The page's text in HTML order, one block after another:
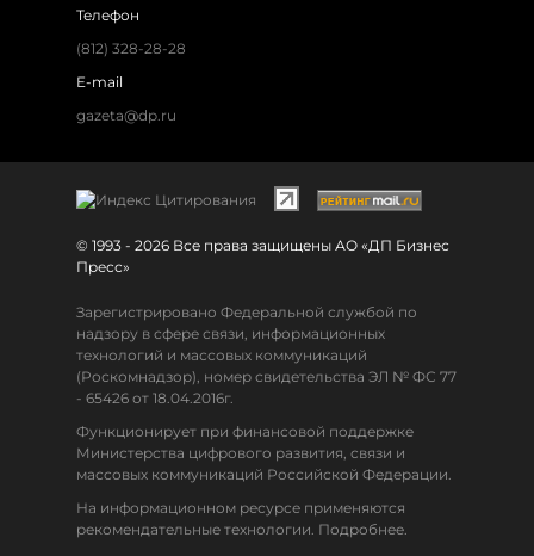
Телефон
(812) 328-28-28
E-mail
gazeta@dp.ru
© 1993 - 2026 Все права защищены АО «ДП Бизнес
Пресс»
Зарегистрировано Федеральной службой по
надзору в сфере связи, информационных
технологий и массовых коммуникаций
(Роскомнадзор), номер свидетельства ЭЛ № ФС 77
- 65426 от 18.04.2016г.
Функционирует при финансовой поддержке
Министерства цифрового развития, связи и
массовых коммуникаций Российской Федерации.
На информационном ресурсе применяются
рекомендательные технологии. Подробнее.